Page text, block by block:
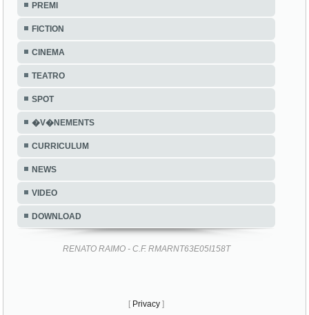
PREMI
FICTION
CINEMA
TEATRO
SPOT
�V�NEMENTS
CURRICULUM
NEWS
VIDEO
DOWNLOAD
RENATO RAIMO - C.F. RMARNT63E05I158T
[ Privacy ]